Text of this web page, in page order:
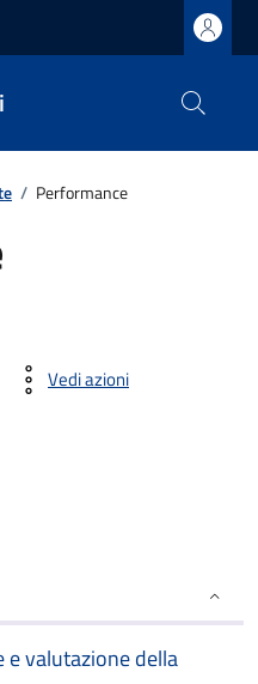
/ Performance
Vedi azioni
e valutazione della